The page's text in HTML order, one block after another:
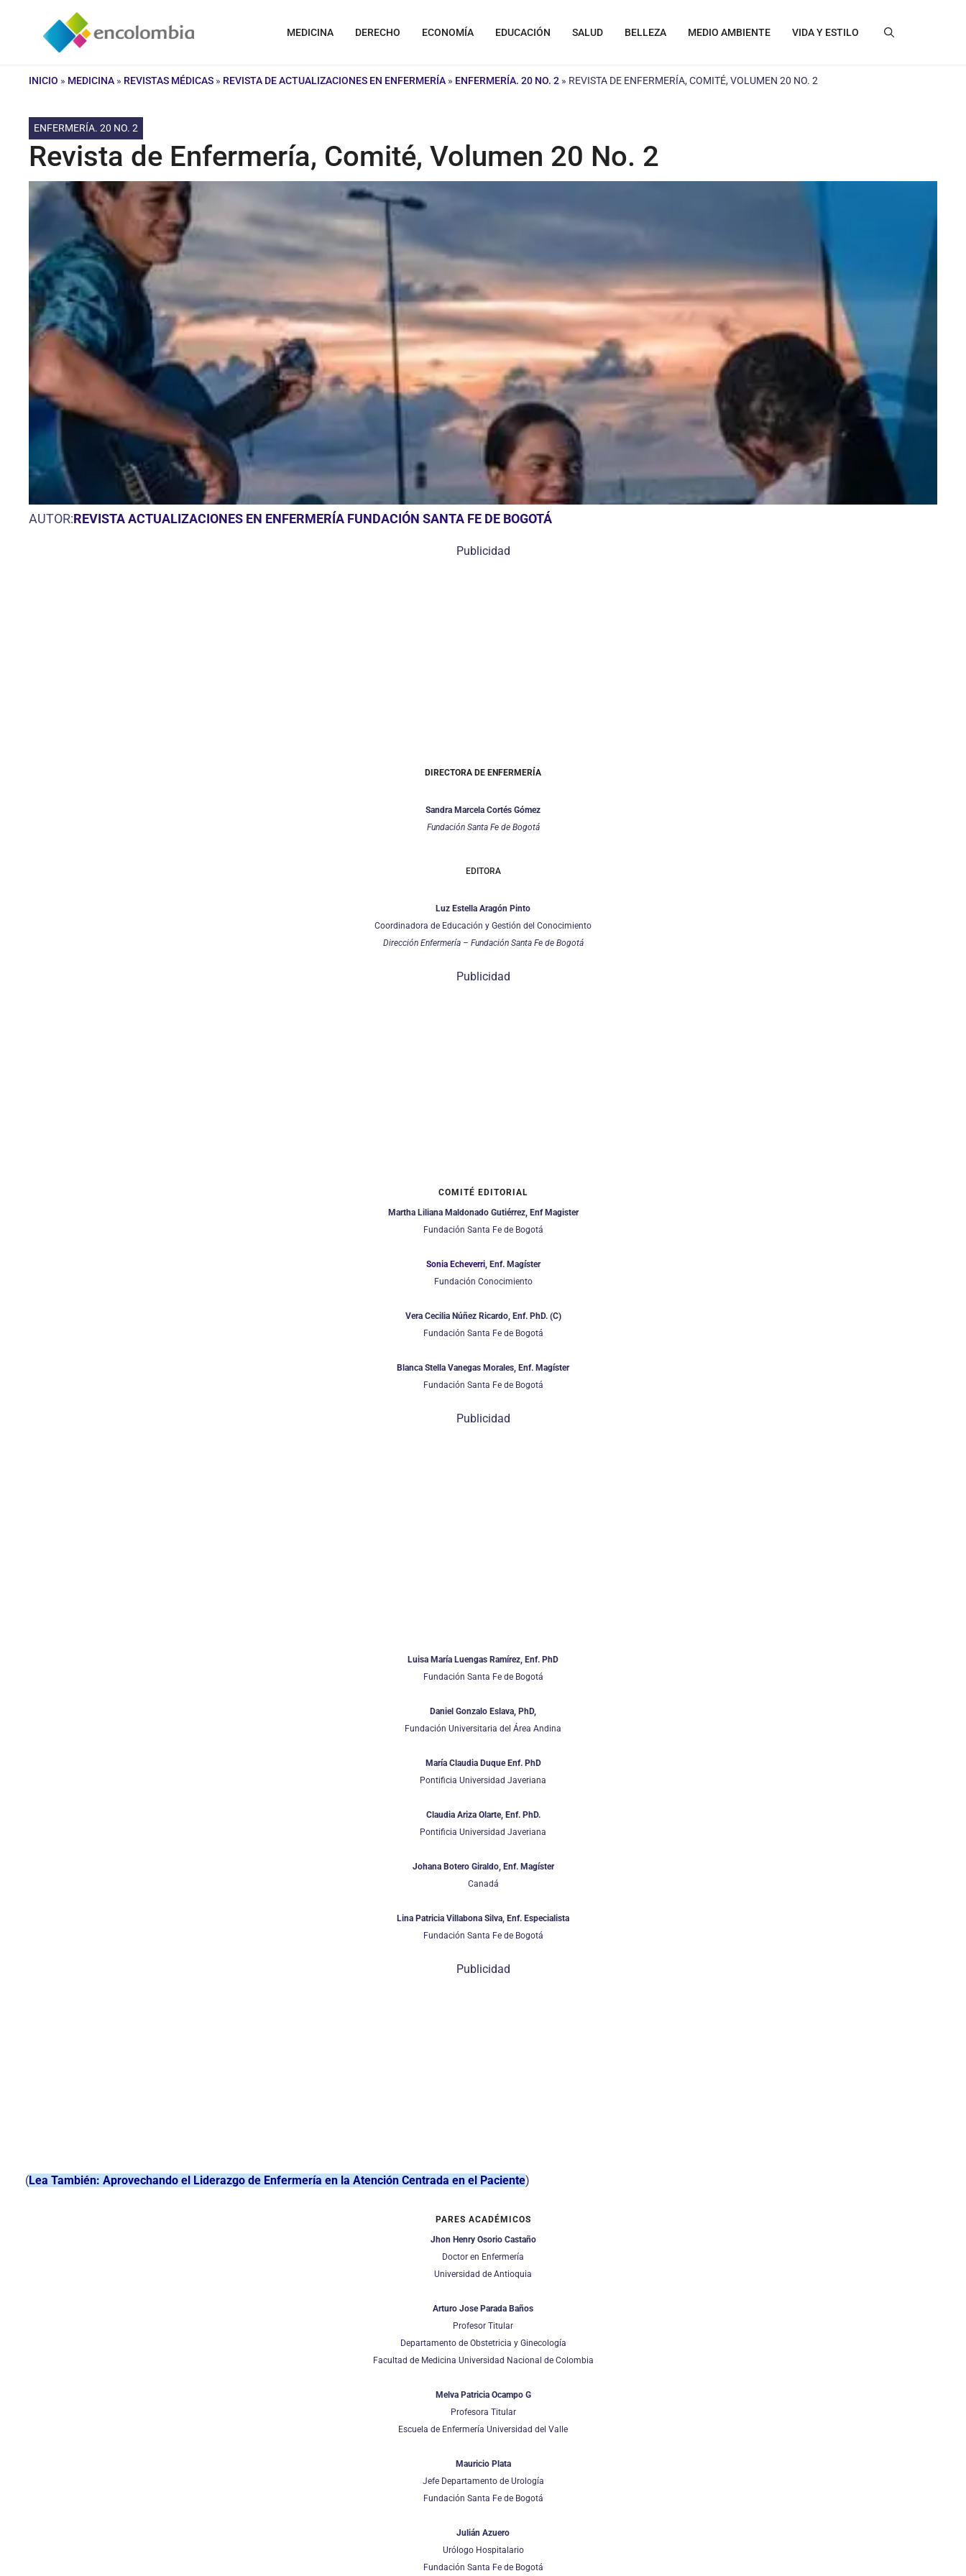
contenido
MEDICINA DERECHO ECONOMÍA EDUCACIÓN SALUD BELLEZA MEDIO AMBIENTE VIDA Y ESTILO
INICIO » MEDICINA » REVISTAS MÉDICAS » REVISTA DE ACTUALIZACIONES EN ENFERMERÍA » ENFERMERÍA. 20 NO. 2 » REVISTA DE ENFERMERÍA, COMITÉ, VOLUMEN 20 NO. 2
ENFERMERÍA. 20 NO. 2
Revista de Enfermería, Comité, Volumen 20 No. 2
AUTOR:REVISTA ACTUALIZACIONES EN ENFERMERÍA FUNDACIÓN SANTA FE DE BOGOTÁ
Publicidad
DIRECTORA DE ENFERMERÍA
Sandra Marcela Cortés Gómez
Fundación Santa Fe de Bogotá
EDITORA
Luz Estella Aragón Pinto
Coordinadora de Educación y Gestión del Conocimiento
Dirección Enfermería – Fundación Santa Fe de Bogotá
Publicidad
COMITÉ EDITORIAL
Martha Liliana Maldonado Gutiérrez, Enf Magister
Fundación Santa Fe de Bogotá
Sonia Echeverri, Enf. Magíster
Fundación Conocimiento
Vera Cecilia Núñez Ricardo, Enf. PhD. (C)
Fundación Santa Fe de Bogotá
Blanca Stella Vanegas Morales, Enf. Magíster
Fundación Santa Fe de Bogotá
Publicidad
Luisa María Luengas Ramírez, Enf. PhD
Fundación Santa Fe de Bogotá
Daniel Gonzalo Eslava, PhD,
Fundación Universitaria del Área Andina
María Claudia Duque Enf. PhD
Pontificia Universidad Javeriana
Claudia Ariza Olarte, Enf. PhD.
Pontificia Universidad Javeriana
Johana Botero Giraldo, Enf. Magíster
Canadá
Lina Patricia Villabona Silva, Enf. Especialista
Fundación Santa Fe de Bogotá
Publicidad
(Lea También: Aprovechando el Liderazgo de Enfermería en la Atención Centrada en el Paciente)
PARES ACADÉMICOS
Jhon Henry Osorio Castaño
Doctor en Enfermería
Universidad de Antioquia
Arturo Jose Parada Baños
Profesor Titular
Departamento de Obstetricia y Ginecología
Facultad de Medicina Universidad Nacional de Colombia
Melva Patricia Ocampo G
Profesora Titular
Escuela de Enfermería Universidad del Valle
Mauricio Plata
Jefe Departamento de Urología
Fundación Santa Fe de Bogotá
Julián Azuero
Urólogo Hospitalario
Fundación Santa Fe de Bogotá